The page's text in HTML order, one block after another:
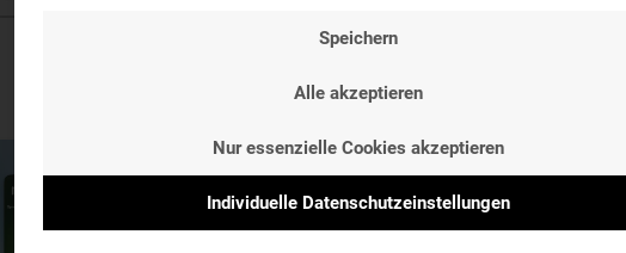
ETIKETTEN
ETIKETTEN
Speichern
Alle akzeptieren
Nur essenzielle Cookies akzeptieren
Individuelle Datenschutzeinstellungen